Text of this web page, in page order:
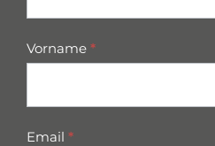
Vorname *
Email *